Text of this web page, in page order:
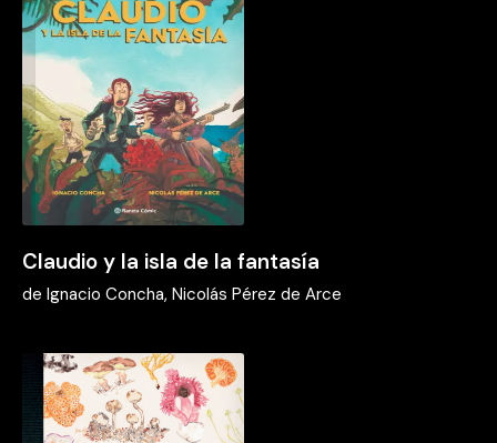
Claudio y la isla de la fantasía
de Ignacio Concha, Nicolás Pérez de Arce